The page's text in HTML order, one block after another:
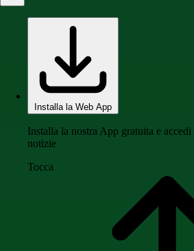
Installa la Web App
Installa la nostra App gratuita e
notizie
Tocca